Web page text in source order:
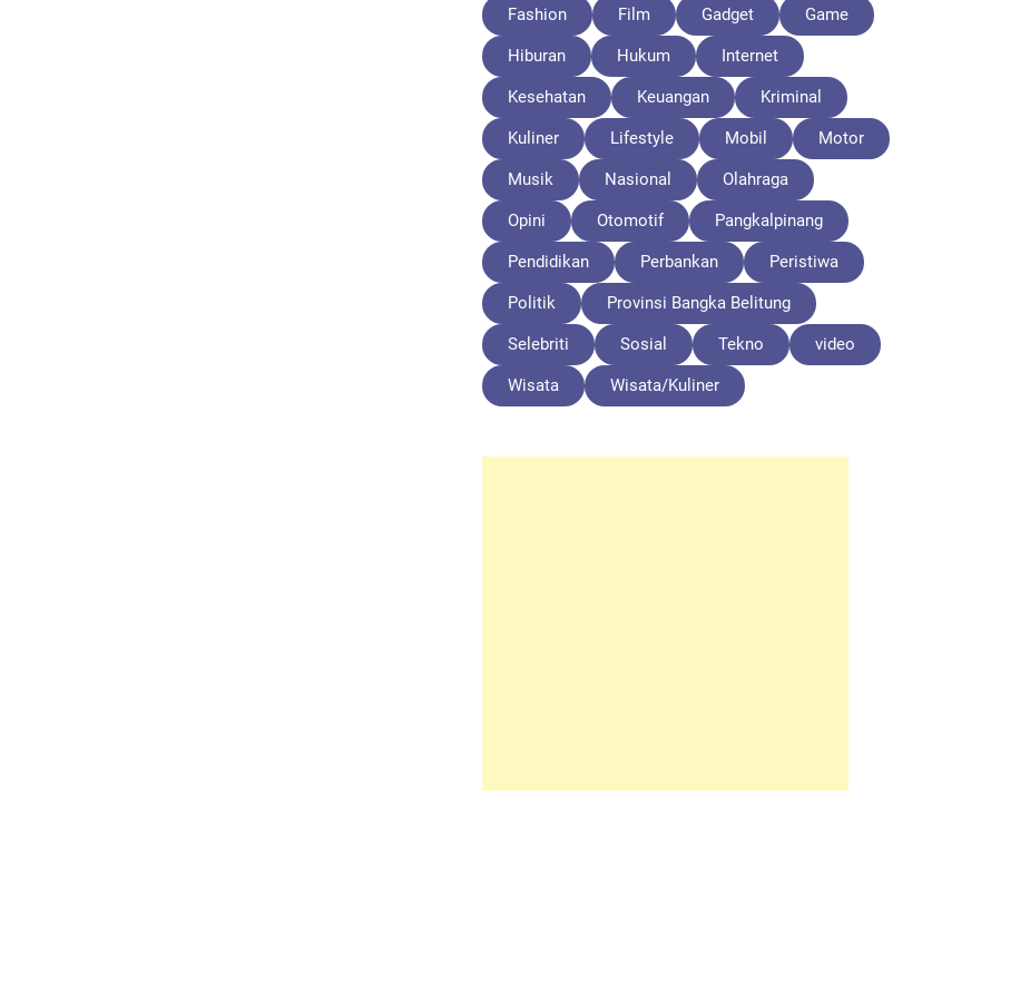
Fashion Film Gadget Game
Hiburan Hukum Internet
Kesehatan Keuangan Kriminal
Kuliner Lifestyle Mobil Motor
Musik Nasional Olahraga
Opini Otomotif Pangkalpinang
Pendidikan Perbankan Peristiwa
Politik Provinsi Bangka Belitung
Selebriti Sosial Tekno video
Wisata Wisata/Kuliner